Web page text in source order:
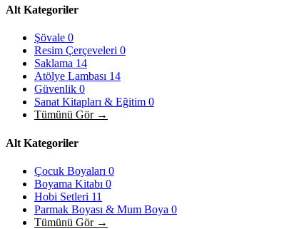
Alt Kategoriler
Şövale 0
Resim Çerçeveleri 0
Saklama 14
Atölye Lambası 14
Güvenlik 0
Sanat Kitapları & Eğitim 0
Tümünü Gör →
Alt Kategoriler
Çocuk Boyaları 0
Boyama Kitabı 0
Hobi Setleri 11
Parmak Boyası & Mum Boya 0
Tümünü Gör →